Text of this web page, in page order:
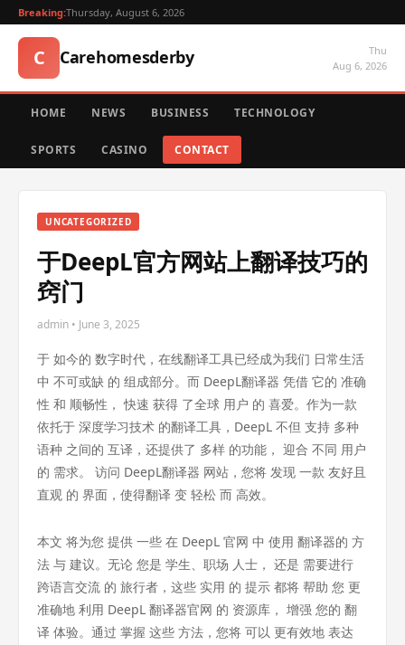
Breaking:Thursday, August 6, 2026
C Carehomesderby
Thu
Aug 6, 2026
HOME NEWS BUSINESS TECHNOLOGY
SPORTS CASINO CONTACT
UNCATEGORIZED
于DeepL官方网站上翻译技巧的
窍门
admin • June 3, 2025
于 如今的 数字时代，在线翻译工具已经成为我们 日常生活
中 不可或缺 的 组成部分。而 DeepL翻译器 凭借 它的 准确
性 和 顺畅性， 快速 获得 了全球 用户 的 喜爱。作为一款
依托于 深度学习技术 的翻译工具，DeepL 不但 支持 多种
语种 之间的 互译，还提供了 多样 的功能， 迎合 不同 用户
的 需求。 访问 DeepL翻译器 网站，您将 发现 一款 友好且
直观 的 界面，使得翻译 变 轻松 而 高效。
本文 将为您 提供 一些 在 DeepL 官网 中 使用 翻译器的 方
法 与 建议。无论 您是 学生、职场 人士， 还是 需要进行
跨语言交流 的 旅行者，这些 实用 的 提示 都将 帮助 您 更
准确地 利用 DeepL 翻译器官网 的 资源库， 增强 您的 翻
译 体验。通过 掌握 这些 方法，您将 可以 更有效地 表达